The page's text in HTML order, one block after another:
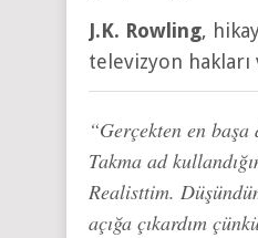
J.K. Rowling,
televizyon hakları
“Gerçekten en
Takma ad
Realisttim.
açığa çıkardım